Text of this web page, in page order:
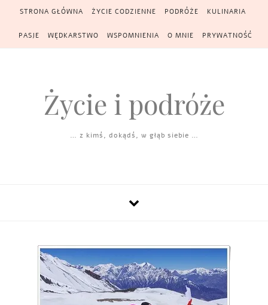
Skip to content
STRONA GŁÓWNA ŻYCIE CODZIENNE PODRÓŻE KULINARIA
PASJE WĘDKARSTWO WSPOMNIENIA O MNIE PRYWATNOŚĆ
Życie i podróże
… z kimś, dokądś, w głąb siebie …